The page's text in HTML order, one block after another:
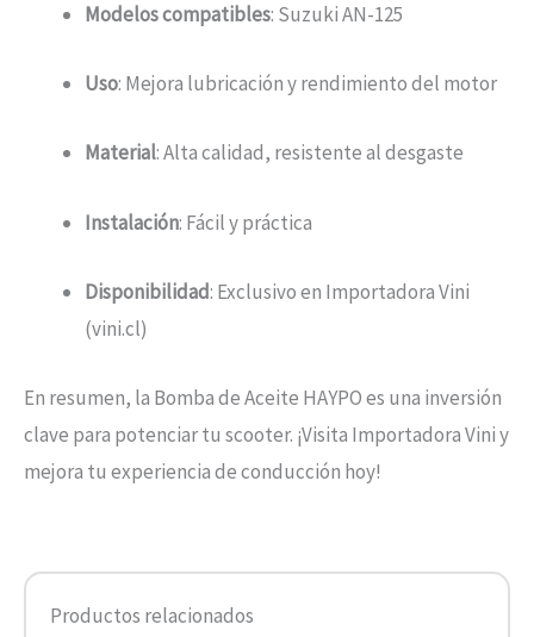
Modelos compatibles: Suzuki AN-125
Uso: Mejora lubricación y rendimiento del motor
Material: Alta calidad, resistente al desgaste
Instalación: Fácil y práctica
Disponibilidad: Exclusivo en Importadora Vini
(vini.cl)
En resumen, la Bomba de Aceite HAYPO es una inversión
clave para potenciar tu scooter. ¡Visita Importadora Vini y
mejora tu experiencia de conducción hoy!
Productos relacionados